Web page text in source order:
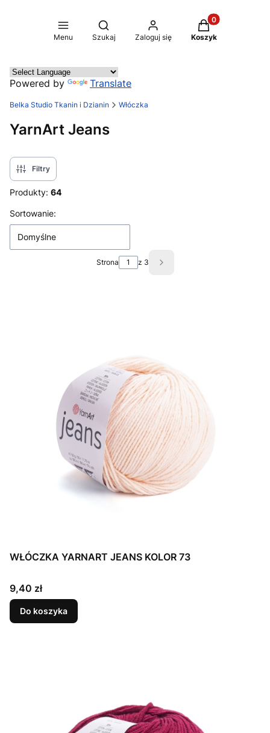
Menu
Otwórz wyszukiwarkę
Szukaj Zaloguj się
Produkty w
Koszyk
Powered by Translate
Belka Studio Tkanin i Dzianin Włóczka
YarnArt Jeans
Filtry
Produkty: 64
Lista produktów
Sortowanie:
Domyślne
Strona z 3 Następne produkty
WŁÓCZKA YARNART JEANS KOLOR 73
Cena
9,40 zł
Do koszyka